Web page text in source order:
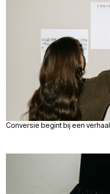
Conversie begint bij een verhaal